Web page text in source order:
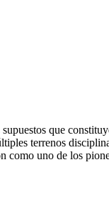
que
terrenos
uno de los